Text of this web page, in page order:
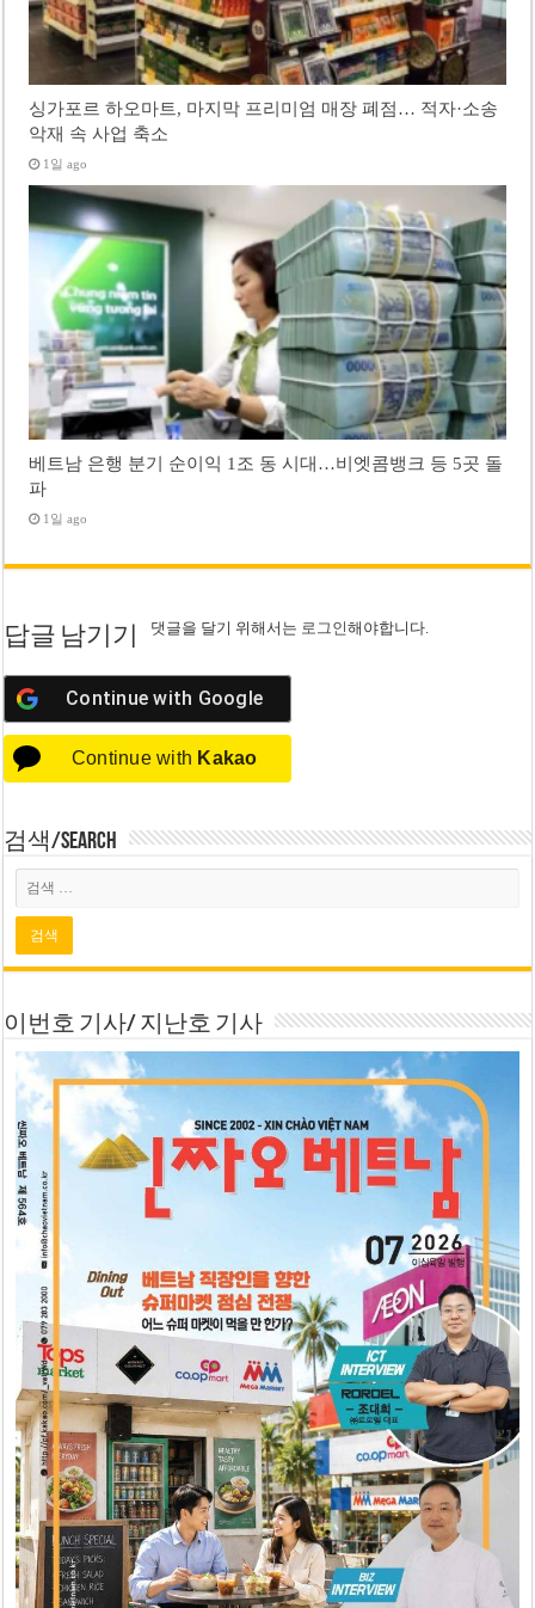
싱가포르 하오마트, 마지막 프리미엄 매장 폐점… 적자·소송
악재 속 사업 축소
1일 ago
베트남 은행 분기 순이익 1조 동 시대…비엣콤뱅크 등 5곳 돌
파
1일 ago
답글 남기기 댓글을 달기 위해서는 로그인해야합니다.
Continue with Google
Continue with Kakao
검색/Search
이번호 기사/ 지난호 기사